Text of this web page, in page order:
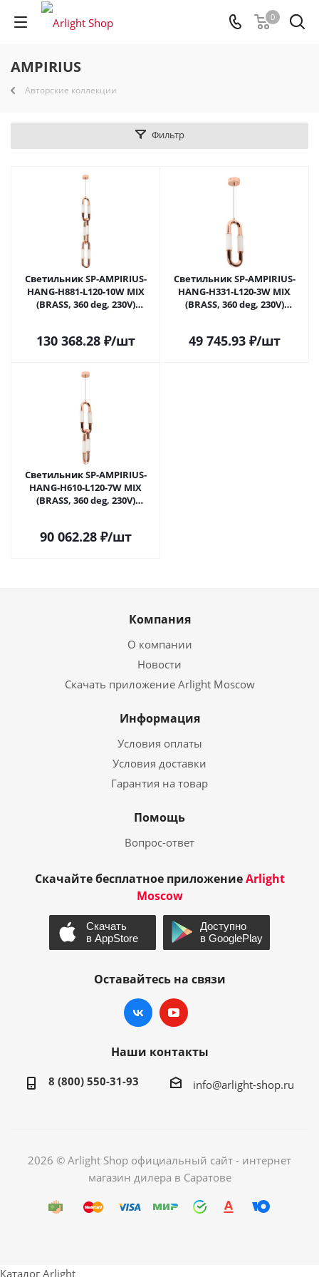
0
AMPIRIUS
Авторские коллекции
Фильтр
Светильник SP-AMPIRIUS-
HANG-H881-L120-10W MIX
(BRASS, 360 deg, 230V)
130 368.28₽/шт
Светильник SP-AMPIRIUS-
HANG-H331-L120-3W MIX
(BRASS, 360 deg, 230V)
49 745.93₽/шт
Светильник SP-AMPIRIUS-
HANG-H610-L120-7W MIX
(BRASS, 360 deg, 230V)
90 062.28₽/шт
Компания
О компании
Новости
Скачать приложение Arlight Moscow
Информация
Условия оплаты
Условия доставки
Гарантия на товар
Помощь
Вопрос-ответ
Скачайте бесплатное приложениеArlight
Moscow
Оставайтесь на связи
Наши контакты
8 (800) 550-31-93 info@arlight-shop.ru
2026 © Arlight Shop официальный сайт - интернет
магазин дилера в Саратове
Каталог Arlight